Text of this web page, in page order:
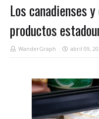
Los canadienses
productos
WanderGraph abril 09,